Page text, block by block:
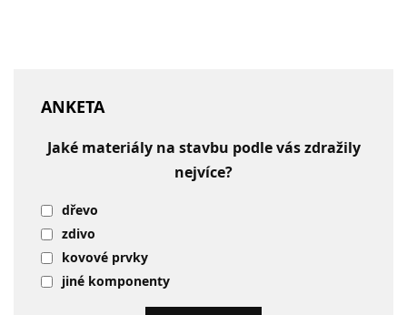
ANKETA
Jaké materiály na stavbu podle vás zdražily
nejvíce?
dřevo
zdivo
kovové prvky
jiné komponenty